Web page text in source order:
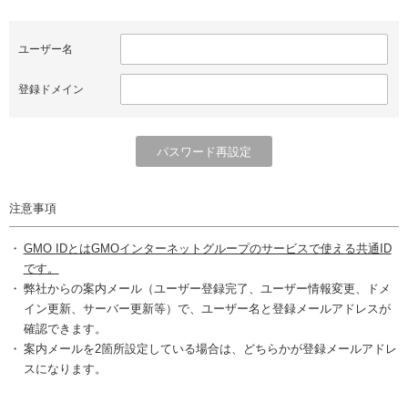
ユーザー名
登録ドメイン
注意事項
GMO IDとはGMOインターネットグループのサービスで使える共通ID
です。
弊社からの案内メール（ユーザー登録完了、ユーザー情報変更、ドメ
イン更新、サーバー更新等）で、ユーザー名と登録メールアドレスが
確認できます。
案内メールを2箇所設定している場合は、どちらかが登録メールアドレ
スになります。